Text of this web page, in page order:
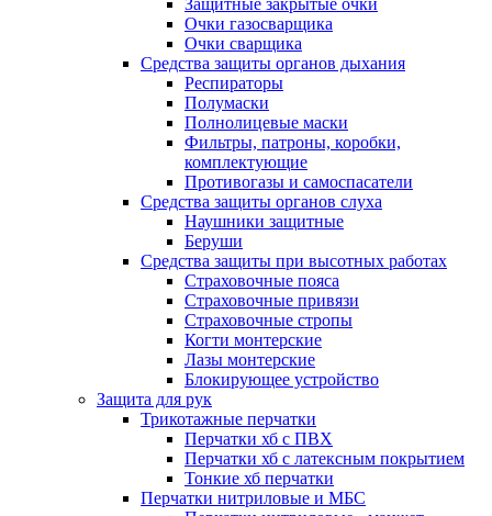
Защитные закрытые очки
Очки газосварщика
Очки сварщика
Средства защиты органов дыхания
Респираторы
Полумаски
Полнолицевые маски
Фильтры, патроны, коробки,
комплектующие
Противогазы и самоспасатели
Средства защиты органов слуха
Наушники защитные
Беруши
Средства защиты при высотных работах
Страховочные пояса
Страховочные привязи
Страховочные стропы
Когти монтерские
Лазы монтерские
Блокирующее устройство
Защита для рук
Трикотажные перчатки
Перчатки хб с ПВХ
Перчатки хб с латексным покрытием
Тонкие хб перчатки
Перчатки нитриловые и МБС